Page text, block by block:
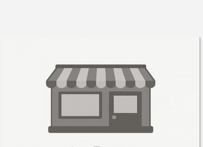
りにあまり何もない立地を考えると人気の高さが
伺えます、、いざ入店するとカウンター席は埋ま
っておりお店の方よりお好きな席へと案内してい
ながらの雰囲気でなんだか気持ちが落ち着きま
す、、メニューを見て頼んだものは、、“玉子入り